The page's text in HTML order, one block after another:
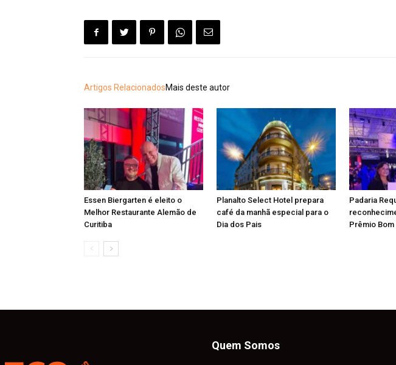
Artigos RelacionadosMais deste autor
Essen Biergarten é eleito o
Melhor Restaurante Alemão de
Curitiba
Planalto Select Hotel prepara
café da manhã especial para o
Dia dos Pais
Padaria
Prêmio Bom
Quem Somos